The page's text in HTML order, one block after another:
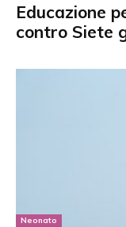
Educazione
contro Siete
Neonato